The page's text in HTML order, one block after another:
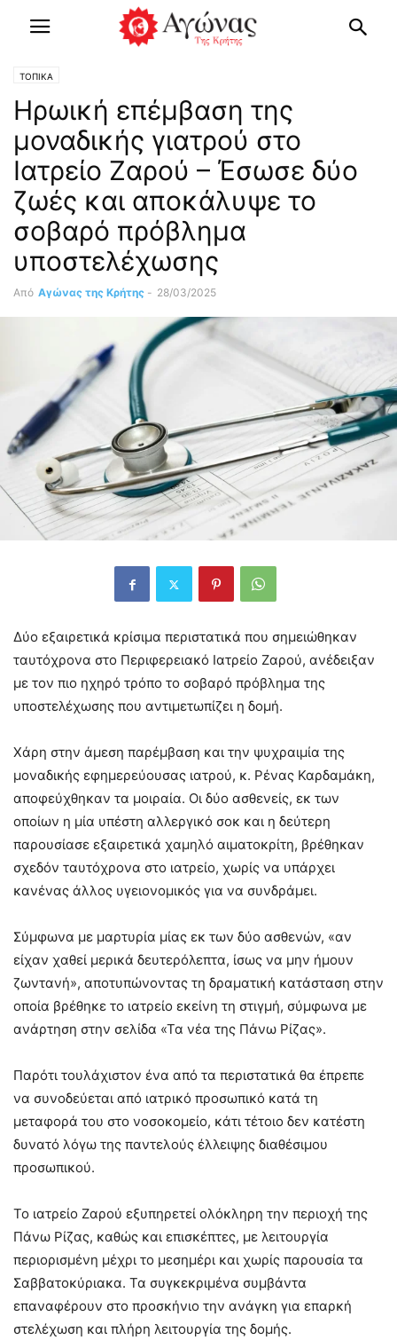
ΤΟΠΙΚΑ
Ηρωική επέμβαση της
μοναδικής γιατρού στο
Ιατρείο Ζαρού – Έσωσε δύο
ζωές και αποκάλυψε το
σοβαρό πρόβλημα
υποστελέχωσης
Από Αγώνας της Κρήτης - 28/03/2025
Δύο εξαιρετικά κρίσιμα περιστατικά που σημειώθηκαν
ταυτόχρονα στο Περιφερειακό Ιατρείο Ζαρού, ανέδειξαν
με τον πιο ηχηρό τρόπο το σοβαρό πρόβλημα της
υποστελέχωσης που αντιμετωπίζει η δομή.
Χάρη στην άμεση παρέμβαση και την ψυχραιμία της
μοναδικής εφημερεύουσας ιατρού, κ. Ρένας Καρδαμάκη,
αποφεύχθηκαν τα μοιραία. Οι δύο ασθενείς, εκ των
οποίων η μία υπέστη αλλεργικό σοκ και η δεύτερη
παρουσίασε εξαιρετικά χαμηλό αιματοκρίτη, βρέθηκαν
σχεδόν ταυτόχρονα στο ιατρείο, χωρίς να υπάρχει
κανένας άλλος υγειονομικός για να συνδράμει.
Σύμφωνα με μαρτυρία μίας εκ των δύο ασθενών, «αν
είχαν χαθεί μερικά δευτερόλεπτα, ίσως να μην ήμουν
ζωντανή», αποτυπώνοντας τη δραματική κατάσταση στην
οποία βρέθηκε το ιατρείο εκείνη τη στιγμή, σύμφωνα με
ανάρτηση στην σελίδα «Τα νέα της Πάνω Ρίζας».
Παρότι τουλάχιστον ένα από τα περιστατικά θα έπρεπε
να συνοδεύεται από ιατρικό προσωπικό κατά τη
μεταφορά του στο νοσοκομείο, κάτι τέτοιο δεν κατέστη
δυνατό λόγω της παντελούς έλλειψης διαθέσιμου
προσωπικού.
Το ιατρείο Ζαρού εξυπηρετεί ολόκληρη την περιοχή της
Πάνω Ρίζας, καθώς και επισκέπτες, με λειτουργία
περιορισμένη μέχρι το μεσημέρι και χωρίς παρουσία τα
Σαββατοκύριακα. Τα συγκεκριμένα συμβάντα
επαναφέρουν στο προσκήνιο την ανάγκη για επαρκή
στελέχωση και πλήρη λειτουργία της δομής.